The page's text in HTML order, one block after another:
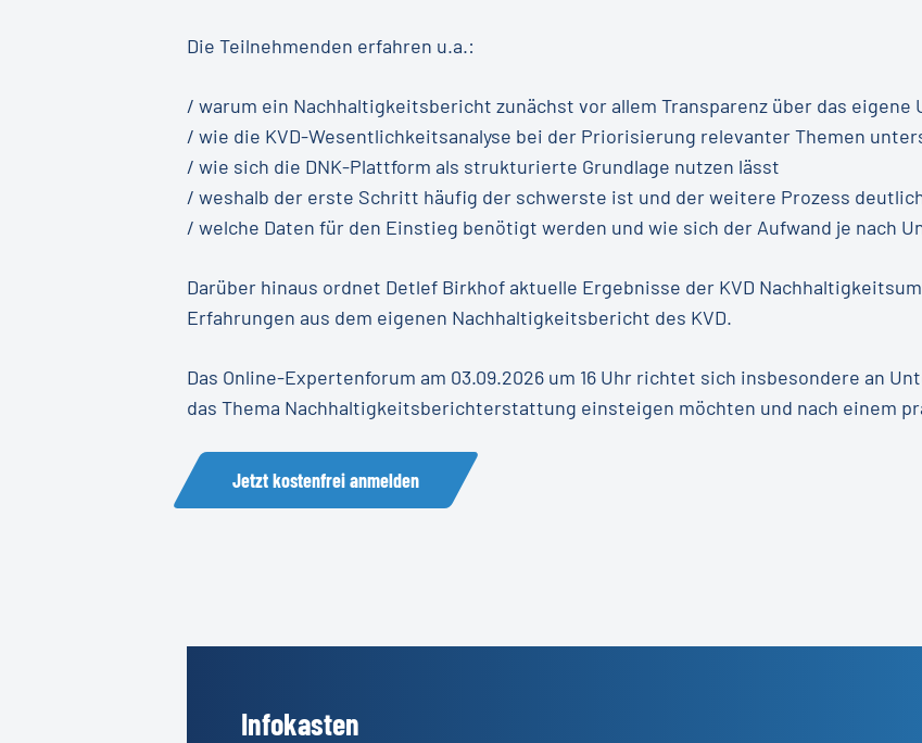
Die Teilnehmenden erfahren u.a.:
/ warum ein Nachhaltigkeitsbericht zunächst vor allem Transparenz über das eigene
/ wie die KVD-Wesentlichkeitsanalyse bei der Priorisierung relevanter Themen
/ wie sich die DNK-Plattform als strukturierte Grundlage nutzen lässt
/ weshalb der erste Schritt häufig der schwerste ist und der weitere Prozess
/ welche Daten für den Einstieg benötigt werden und wie sich der Aufwand je nach
Darüber hinaus ordnet Detlef Birkhof aktuelle Ergebnisse der KVD
Erfahrungen aus dem eigenen Nachhaltigkeitsbericht des KVD.
Das Online-Expertenforum am 03.09.2026 um 16 Uhr richtet sich insbesondere an
das Thema Nachhaltigkeitsberichterstattung einsteigen möchten und nach einem
Jetzt kostenfrei anmelden
Infokasten